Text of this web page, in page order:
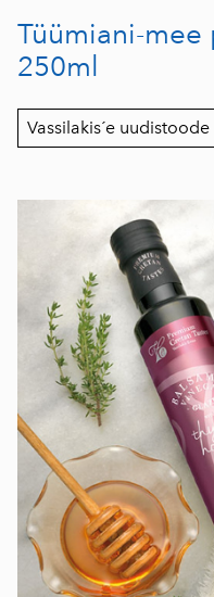
Tüümiani-mee
250ml
Vassilakis´e uudistoode